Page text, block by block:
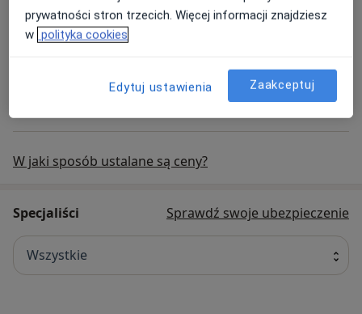
Konsultacja lekarza rodzinnego (NFZ)
Darmowa usługa
W jaki sposób ustalane są ceny?
Specjaliści Sprawdź swoje ubezpieczenie
Wszystkie
prywatności stron trzecich. Więcej informacji znajdziesz
w polityka cookies
Edytuj ustawienia Zaakceptuj